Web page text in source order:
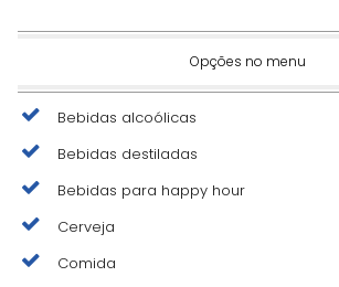
Opções no menu
Bebidas alcoólicas
Bebidas destiladas
Bebidas para happy hour
Cerveja
Comida